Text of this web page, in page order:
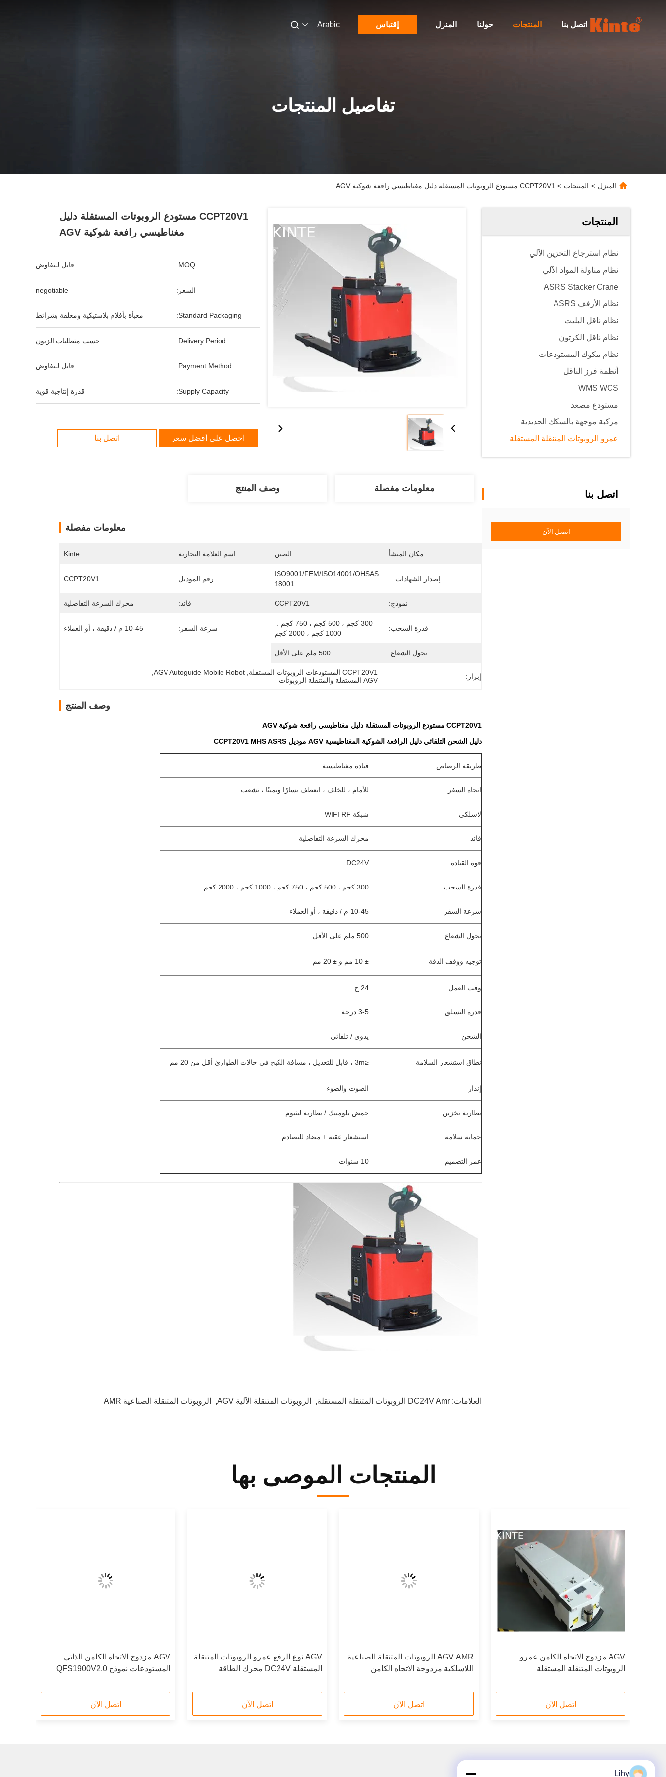
المنزل حولنا المنتجات اتصل بنا إقتباس Arabic
تفاصيل المنتجات
المنزل > المنتجات > CCPT20V1 مستودع الروبوتات المستقلة دليل مغناطيسي رافعة شوكية AGV
المنتجات
نظام استرجاع التخزين الآلي
نظام مناولة المواد الآلي
ASRS Stacker Crane
نظام الأرفف ASRS
نظام ناقل البليت
نظام ناقل الكرتون
نظام مكوك المستودعات
أنظمة فرز الناقل
WMS WCS
مستودع مصعد
مركبة موجهة بالسكك الحديدية
عمرو الروبوتات المتنقلة المستقلة
اتصل بنا
اتصل الآن
CCPT20V1 مستودع الروبوتات المستقلة دليل
مغناطيسي رافعة شوكية AGV
MOQ: قابل للتفاوض
السعر: negotiable
Standard Packaging: معبأة بأفلام بلاستيكية ومغلفة بشرائط
Delivery Period: حسب متطلبات الزبون
Payment Method: قابل للتفاوض
Supply Capacity: قدرة إنتاجية قوية
احصل على أفضل سعر اتصل بنا
معلومات مفصلة وصف المنتج
معلومات مفصلة
مكان المنشأ الصين اسم العلامة التجارية Kinte
إصدار الشهادات
ISO9001/FEM/ISO14001/OHSAS
18001
رقم الموديل CCPT20V1
نموذج: CCPT20V1 قائد: محرك السرعة التفاضلية
قدرة السحب:
1000 كجم ، 2000 كجم
سرعة السفر: 10-45 م / دقيقة ، أو العملاء
تحول الشعاع: 500 ملم على الأقل
إبراز: CCPT20V1 المستودعات الروبوتات المستقلة ,
AGV Autoguide Mobile Robot
AGV المستقلة والمتنقلة الروبوتات
وصف المنتج
CCPT20V1 مستودع الروبوتات المستقلة دليل مغناطيسي رافعة شوكية AGV
دليل الشحن التلقائي دليل الرافعة الشوكية المغناطيسية AGV موديل CCPT20V1 MHS ASRS
طريقة الرصاص قيادة مغناطيسية
اتجاه السفر للأمام ، للخلف ، انعطف يسارًا ويمينًا ، تشعب
لاسلكي شبكة WIFI RF
قائد محرك السرعة التفاضلية
قوة القيادة DC24V
قدرة السحب 300 كجم ، 500 كجم ، 750 كجم ، 1000 كجم ، 2000 كجم
سرعة السفر 10-45 م / دقيقة ، أو العملاء
تحول الشعاع 500 ملم على الأقل
توجيه ووقف الدقة ± 10 مم و ± 20 مم
وقت العمل 24 ح
قدرة التسلق 3-5 درجة
الشحن يدوي / تلقائي
نطاق استشعار السلامة ≤3m ، قابل للتعديل ، مسافة الكبح في حالات الطوارئ أقل من 20 مم
إنذار الصوت والضوء
بطارية تخزين حمض بلومبيك / بطارية ليثيوم
حماية سلامة استشعار عقبة + مضاد للتصادم
عمر التصميم 10 سنوات
العلامات: DC24V Amr الروبوتات المتنقلة المستقلة , الروبوتات المتنقلة الآلية AGV , الروبوتات المتنقلة الصناعية AMR
المنتجات الموصى بها
AGV مزدوج الاتجاه الكامن عمرو
الروبوتات المتنقلة المستقلة
اتصل الآن
AGV AMR الروبوتات المتنقلة الصناعية
اللاسلكية مزدوجة الاتجاه الكامن
اتصل الآن
AGV نوع الرفع عمرو الروبوتات المتنقلة
المستقلة DC24V محرك الطاقة
اتصل الآن
AGV مزدوج الاتجاه الكامن الذاتي
المستودعات نموذج QFS1900V2.0
اتصل الآن
Lihy